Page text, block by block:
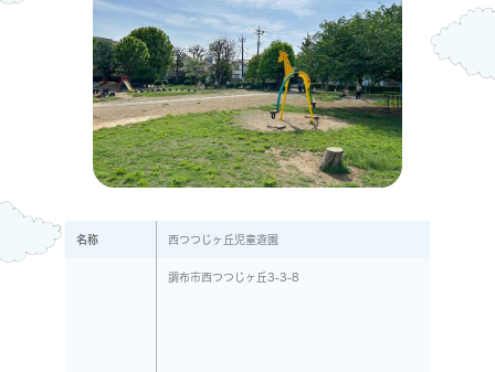
名称 西つつじヶ丘児童遊園
調布市西つつじヶ丘3-3-8